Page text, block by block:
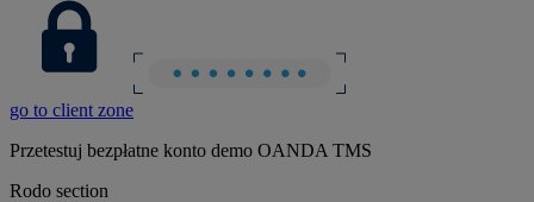
go to client zone
Przetestuj bezpłatne konto demo OANDA TMS
Rodo section